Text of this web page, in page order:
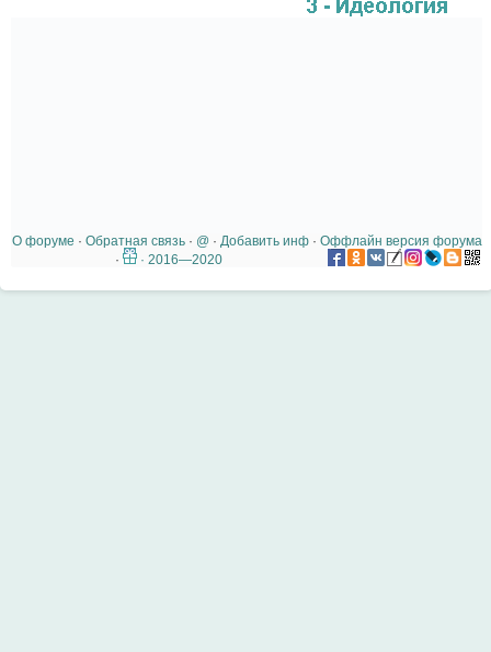
О форуме · Обратная связь· @ · Добавить инф· Оффлайн версия форума
·
· 2016—2020